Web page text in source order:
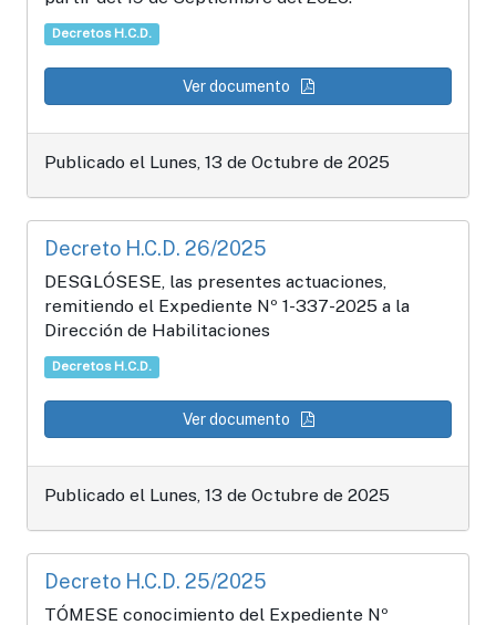
Decretos H.C.D.
Ver documento
Publicado el Lunes, 13 de Octubre de 2025
Decreto H.C.D. 26/2025
DESGLÓSESE, las presentes actuaciones,
remitiendo el Expediente Nº 1-337-2025 a la
Dirección de Habilitaciones
Decretos H.C.D.
Ver documento
Publicado el Lunes, 13 de Octubre de 2025
Decreto H.C.D. 25/2025
TÓMESE conocimiento del Expediente Nº